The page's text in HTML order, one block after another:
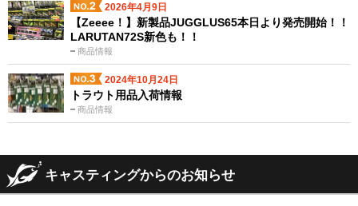
2026年4月9日
商品情報
【Zeeee！】新製品JUGGLUS65本日より発売開始！！
LARUTAN72S新色も！！
2024年10月24日
商品情報
トラウト用品入荷情報
キャスティングからのお知らせ